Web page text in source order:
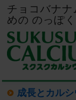
チョコバナ
めの のっぽ
成長とカル